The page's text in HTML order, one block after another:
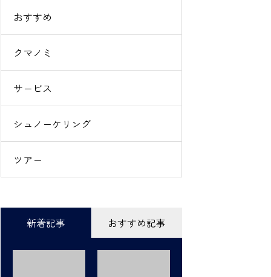
おすすめ
クマノミ
サービス
シュノーケリング
ツアー
新着記事 おすすめ記事